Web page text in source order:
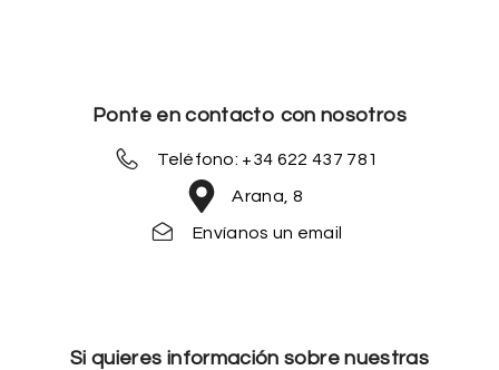
Ponte en contacto con nosotros
Teléfono: +34 622 437 781
Arana, 8
Envíanos un email
Si quieres información sobre nuestras